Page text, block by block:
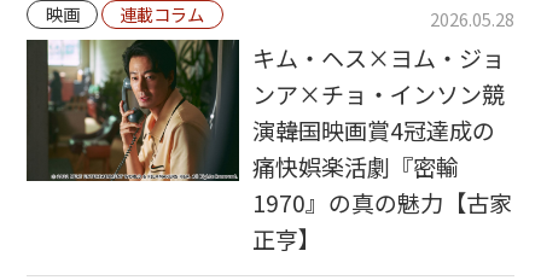
映画 連載コラム 2026.05.28
キム・ヘス×ヨム・ジョ
ンア×チョ・インソン競
演――韓国映画賞4冠達成の
痛快娯楽活劇『密輸
1970』の真の魅力【古家
正亨】